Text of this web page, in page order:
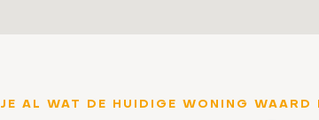
AL WAT DE HUIDIGE WONING WAARD